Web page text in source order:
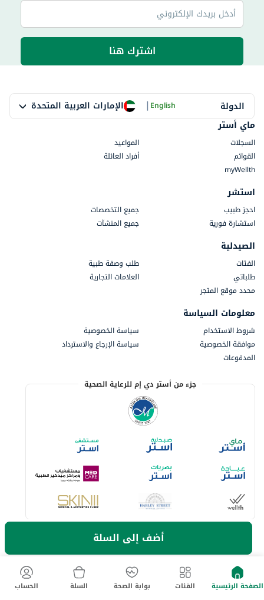
أضف إلى السلة
اشترك هنا
الدولة الإمارات العربية المتحدة |English
ماي أستر
السجلات
المواعيد
القوائم
أفراد العائلة
myWellth
استشر
احجز طبيب
جميع التخصصات
استشارة فورية
جميع المنشآت
الصيدلية
الفئات
طلب وصفة طبية
طلباتي
العلامات التجارية
محدد موقع المتجر
معلومات السياسة
شروط الاستخدام
سياسة الخصوصية
موافقة الخصوصية
سياسة الإرجاع والاسترداد
المدفوعات
جزء من أستر دي إم للرعاية الصحية
لا تفوت آخر العروض والخصومات
الصفحة الرئيسية الفئات بوابة الصحة السلة الحساب